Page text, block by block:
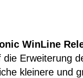
WinLine
Erweiterung
kleinere und